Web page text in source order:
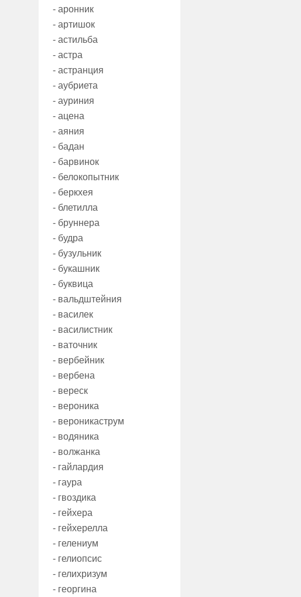
- аронник
- артишок
- астильба
- астра
- астранция
- аубриета
- ауриния
- ацена
- аяния
- бадан
- барвинок
- белокопытник
- беркхея
- блетилла
- бруннера
- будра
- бузульник
- букашник
- буквица
- вальдштейния
- василек
- василистник
- ваточник
- вербейник
- вербена
- вереск
- вероника
- вероникаструм
- водяника
- волжанка
- гайлардия
- гаура
- гвоздика
- гейхера
- гейхерелла
- гелениум
- гелиопсис
- гелихризум
- георгина